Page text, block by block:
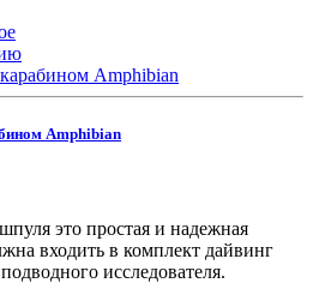
Amphibian
это простая и надежная
входить в комплект дайвинг
исследователя.